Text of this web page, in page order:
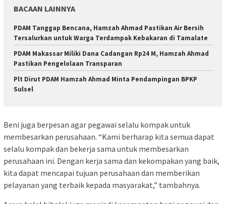
BACAAN LAINNYA
PDAM Tanggap Bencana, Hamzah Ahmad Pastikan Air Bersih
Tersalurkan untuk Warga Terdampak Kebakaran di Tamalate
PDAM Makassar Miliki Dana Cadangan Rp24 M, Hamzah Ahmad
Pastikan Pengelolaan Transparan
Plt Dirut PDAM Hamzah Ahmad Minta Pendampingan BPKP
Sulsel
Beni juga berpesan agar pegawai selalu kompak untuk
membesarkan perusahaan. “Kami berharap kita semua dapat
selalu kompak dan bekerja sama untuk membesarkan
perusahaan ini. Dengan kerja sama dan kekompakan yang baik,
kita dapat mencapai tujuan perusahaan dan memberikan
pelayanan yang terbaik kepada masyarakat,” tambahnya.